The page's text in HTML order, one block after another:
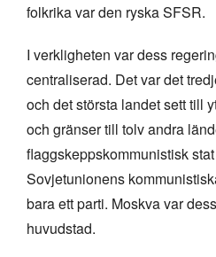
folkrika var den ryska SFSR.
I verkligheten var dess
centraliserad. Det var det
och det största landet sett till
och gränser till tolv andra
flaggskeppskommunistisk
Sovjetunionens
bara ett parti. Moskva var
huvudstad.